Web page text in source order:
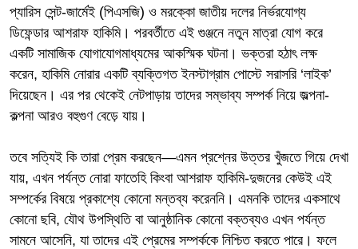
প্যারিস সেন্ট-জার্মেই (পিএসজি) ও মরক্কো জাতীয় দলের নির্ভরযোগ্য
ডিফেন্ডার আশরাফ হাকিমি। পরবর্তীতে এই গুঞ্জনে নতুন মাত্রা যোগ করে
একটি সামাজিক যোগাযোগমাধ্যমের আকস্মিক ঘটনা। ভক্তরা হঠাৎ লক্ষ
করেন, হাকিমি নোরার একটি ব্যক্তিগত ইনস্টাগ্রাম পোস্টে সরাসরি ‘লাইক’
দিয়েছেন। এর পর থেকেই নেটপাড়ায় তাদের সম্ভাব্য সম্পর্ক নিয়ে জল্পনা-
কল্পনা আরও বহুগুণ বেড়ে যায়।
তবে সত্যিই কি তারা প্রেম করছেন—এমন প্রশ্নের উত্তর খুঁজতে গিয়ে দেখা
যায়, এখন পর্যন্ত নোরা ফাতেহি কিংবা আশরাফ হাকিমি-দুজনের কেউই এই
সম্পর্কের বিষয়ে প্রকাশ্যে কোনো মন্তব্য করেননি। এমনকি তাদের একসাথে
কোনো ছবি, যৌথ উপস্থিতি বা আনুষ্ঠানিক কোনো বক্তব্যও এখন পর্যন্ত
সামনে আসেনি, যা তাদের এই প্রেমের সম্পর্ককে নিশ্চিত করতে পারে। ফলে